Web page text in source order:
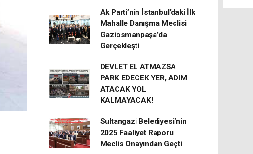
Ak Parti’nin İstanbul’daki İlk
Mahalle Danışma Meclisi
Gaziosmanpaşa’da
Gerçekleşti
DEVLET EL ATMAZSA
PARK EDECEK YER, ADIM
ATACAK YOL
KALMAYACAK!
Sultangazi Belediyesi’nin
2025 Faaliyet Raporu
Meclis Onayından Geçti